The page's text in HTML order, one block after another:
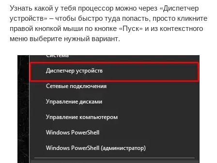
Узнать какой у тебя процессор можно через «Диспетчер
устройств» – чтобы быстро туда попасть, просто кликните
правой кнопкой мыши по кнопке «Пуск» и из контекстного
меню выберите нужный вариант.